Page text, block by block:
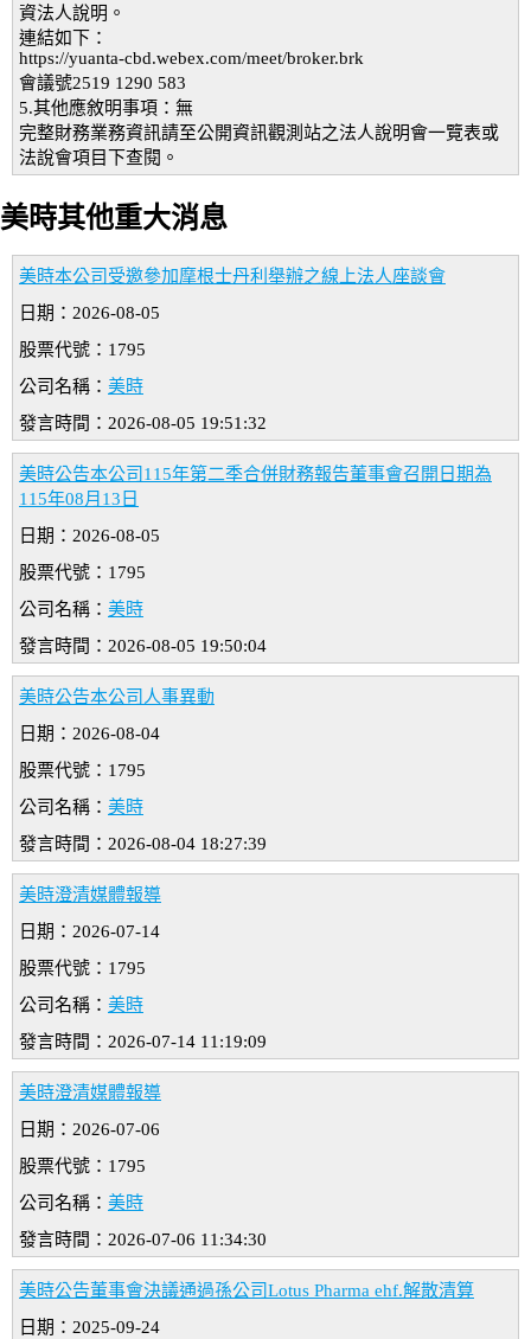
資法人說明。
連結如下：
https://yuanta-cbd.webex.com/meet/broker.brk
會議號2519 1290 583
5.其他應敘明事項：無
完整財務業務資訊請至公開資訊觀測站之法人說明會一覽表或
法說會項目下查閱。
美時其他重大消息
美時本公司受邀參加摩根士丹利舉辦之線上法人座談會
日期：2026-08-05
股票代號：1795
公司名稱： 美時
發言時間：2026-08-05 19:51:32
美時公告本公司115年第二季合併財務報告董事會召開日期為
115年08月13日
日期：2026-08-05
股票代號：1795
公司名稱： 美時
發言時間：2026-08-05 19:50:04
美時公告本公司人事異動
日期：2026-08-04
股票代號：1795
公司名稱： 美時
發言時間：2026-08-04 18:27:39
美時澄清媒體報導
日期：2026-07-14
股票代號：1795
公司名稱： 美時
發言時間：2026-07-14 11:19:09
美時澄清媒體報導
日期：2026-07-06
股票代號：1795
公司名稱： 美時
發言時間：2026-07-06 11:34:30
美時公告董事會決議通過孫公司Lotus Pharma ehf.解散清算
日期：2025-09-24